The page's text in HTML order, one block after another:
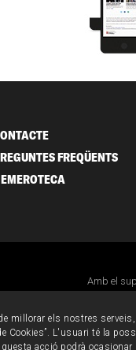
FREQÜENTS
Amb el
els nostres
Cookies”. L'usuari té la
acció podrà